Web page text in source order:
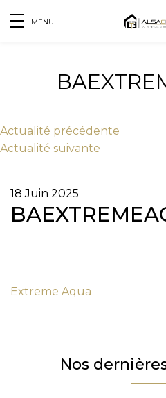
MENU
Actualité précédente
Actualité suivante
18 Juin 2025
Extreme Aqua
Nos